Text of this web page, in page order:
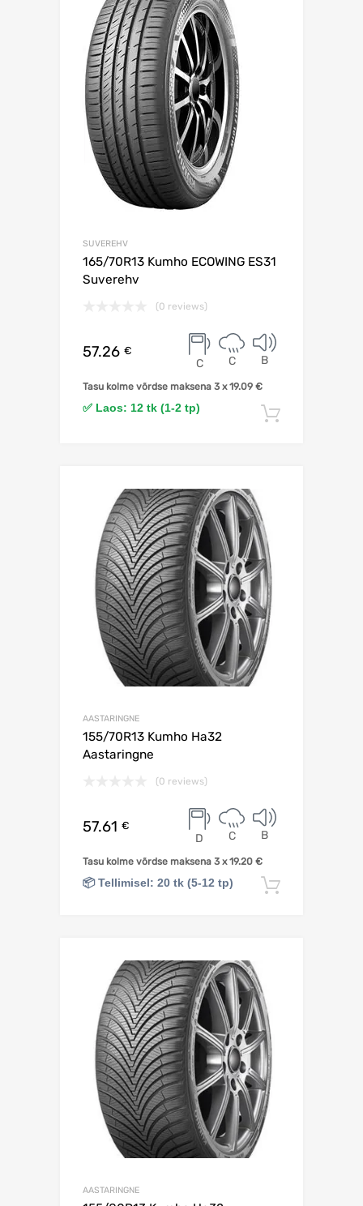
SUVEREHV
165/70R13 Kumho ECOWING ES31
Suverehv
(0 reviews)
57.26 €
C C B
Tasu kolme võrdse maksena 3 x19.09 €
✅ Laos: 12 tk (1-2 tp)
AASTARINGNE
155/70R13 Kumho Ha32
Aastaringne
(0 reviews)
57.61 €
D C B
Tasu kolme võrdse maksena 3 x19.20 €
📦 Tellimisel: 20 tk (5-12 tp)
AASTARINGNE